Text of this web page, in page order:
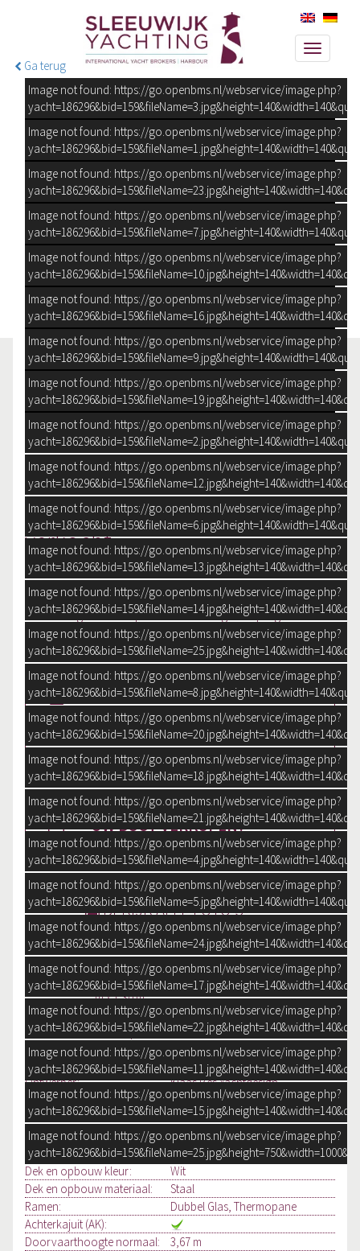
Toggle
Ga terug
–/25
Image not found: https://go.openbms.nl/webservice/image.php?
Image not found: https://go.openbms.nl/webservice/image.php?
Image not found: https://go.openbms.nl/webservice/image.php?
Image not found: https://go.openbms.nl/webservice/image.php?
Image not found: https://go.openbms.nl/webservice/image.php?
Image not found: https://go.openbms.nl/webservice/image.php?
Image not found: https://go.openbms.nl/webservice/image.php?
Image not found: https://go.openbms.nl/webservice/image.php?
Image not found: https://go.openbms.nl/webservice/image.php?
Image not found: https://go.openbms.nl/webservice/image.php?
Image not found: https://go.openbms.nl/webservice/image.php?
Image not found: https://go.openbms.nl/webservice/image.php?
Image not found: https://go.openbms.nl/webservice/image.php?
Image not found: https://go.openbms.nl/webservice/image.php?
Image not found: https://go.openbms.nl/webservice/image.php?
Image not found: https://go.openbms.nl/webservice/image.php?
Image not found: https://go.openbms.nl/webservice/image.php?
Image not found: https://go.openbms.nl/webservice/image.php?
Image not found: https://go.openbms.nl/webservice/image.php?
Image not found: https://go.openbms.nl/webservice/image.php?
Image not found: https://go.openbms.nl/webservice/image.php?
Image not found: https://go.openbms.nl/webservice/image.php?
Image not found: https://go.openbms.nl/webservice/image.php?
Image not found: https://go.openbms.nl/webservice/image.php?
Image not found: https://go.openbms.nl/webservice/image.php?
Image not found: https://go.openbms.nl/webservice/image.php?
Pacific
148 Pilothouse
verkocht
Een prachtige Pacific, die rijkelijk is uitgerust. Door centrale
verwarming en thermopane ramen is lang verblijf erg
aangenaam aan boord.
DOWNLOAD BROCHURE
STUUR EEN E-MAIL
UW BOOT VERKOPEN?
BEKIJK ALLE FOTO'S
Bouwjaar
2008
Afmetingen
14,80 m x 4,45
m x 1,30 m
Ligplaats
op
verkoopterrein
ALGEMEEN
Ontwerper:
Klaas Bes Yachtdesign
Werf:
Pacific - Conmarine
CE:
C
Rompvorm:
Knikspant
Rompkleur:
Wit
Dek en opbouw kleur:
Wit
Dek en opbouw materiaal:
Staal
Ramen:
Dubbel Glas, Thermopane
Achterkajuit (AK):
Doorvaarthoogte normaal:
3,67 m